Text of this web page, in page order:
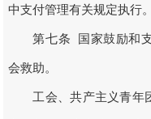
中支付管理有关规定执行。
第七条 国家鼓励和
会救助。
工会、共产主义青年